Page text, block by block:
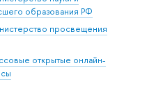
образования РФ
просвещения
открытые онлайн-